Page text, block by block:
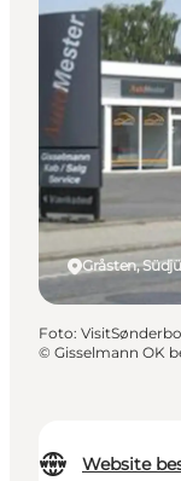
Plane
Booking
Website
Gråsten,
Foto:
© Gisselmann OK